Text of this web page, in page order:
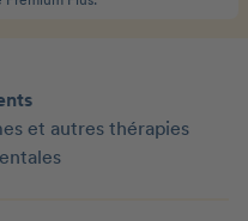
et autres thérapies